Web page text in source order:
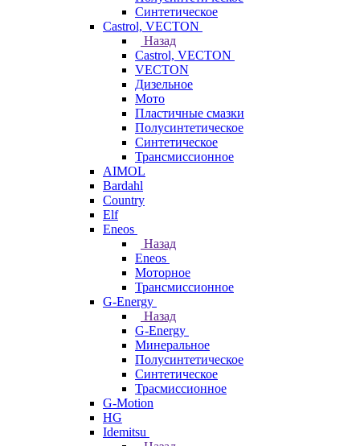
Синтетическое
Castrol, VECTON
Назад
Castrol, VECTON
VECTON
Дизельное
Мото
Пластичные смазки
Полусинтетическое
Синтетическое
Трансмиссионное
AIMOL
Bardahl
Country
Elf
Eneos
Назад
Eneos
Моторное
Трансмиссионное
G-Energy
Назад
G-Energy
Минеральное
Полусинтетическое
Синтетическое
Трасмиссионное
G-Motion
HG
Idemitsu